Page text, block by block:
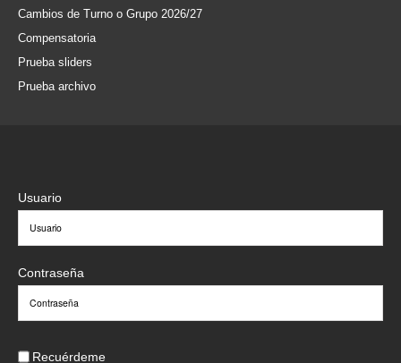
Cambios de Turno o Grupo 2026/27
Compensatoria
Prueba sliders
Prueba archivo
Usuario
Contraseña
Recuérdeme